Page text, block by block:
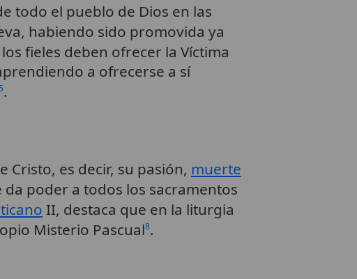
todo el pueblo de Dios en las
habiendo sido promovida ya
fieles deben ofrecer la Víctima
a ofrecerse a sí
.
Cristo, es decir, su pasión, muerte
da poder a todos los sacramentos
II, destaca que en la liturgia
Misterio Pascual8.